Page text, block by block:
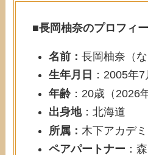
■長岡柚奈のプロフィ
名前：長岡柚奈（
生年月日 ：2005年
年齢：20歳（2026
出身地：北海道
所属： 木下アカデ
ペアパートナー ：